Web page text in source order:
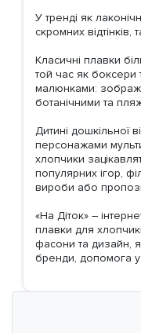
У тренді як
скромних відтінків,
Класичні плавки
той час як боксери
малюнками:
ботанічними та
Дитині дошкільної
персонажами
хлопчики
популярних ігор,
вироби або
«На Діток» –
плавки для
фасони та дизайн,
бренди, допомога у